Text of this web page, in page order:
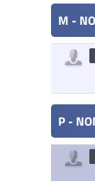
M -
P -